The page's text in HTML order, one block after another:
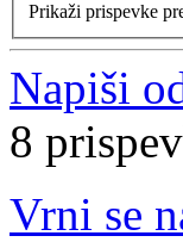
Prikaži prispevke
Napiši
8
Vrni se